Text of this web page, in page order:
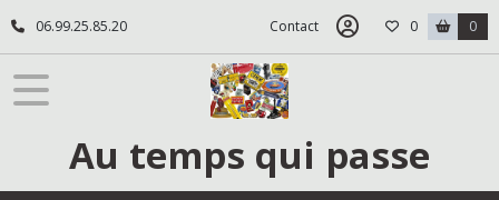
06.99.25.85.20 Contact 0 0
Au temps qui passe